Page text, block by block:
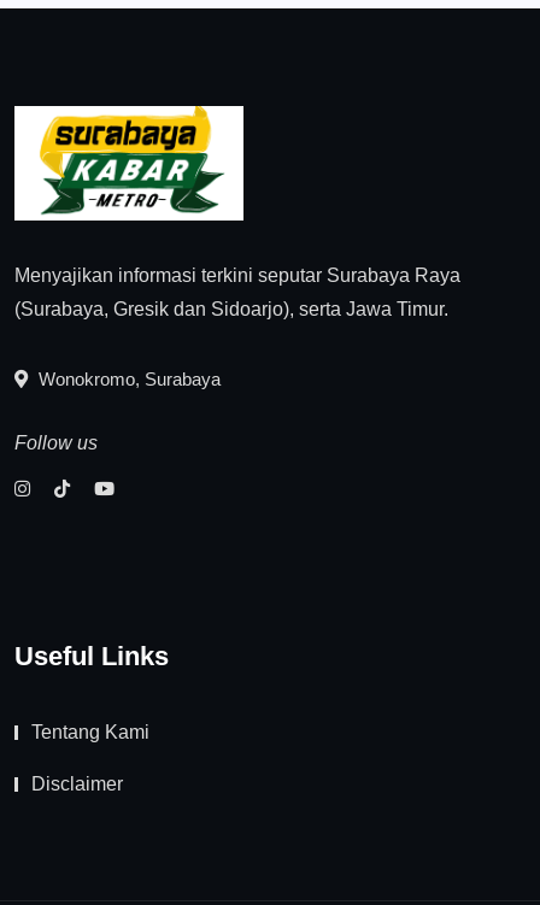
Menyajikan informasi terkini seputar Surabaya Raya
(Surabaya, Gresik dan Sidoarjo), serta Jawa Timur.
Wonokromo, Surabaya
Follow us
Useful Links
Tentang Kami
Disclaimer